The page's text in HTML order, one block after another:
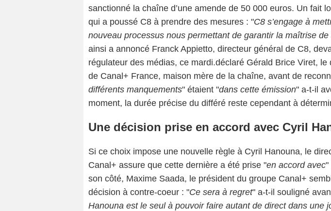
sanctionné la chaîne d’une amende de 50 000 euros. Un fait
qui a poussé C8 à prendre des mesures : "C8 s’engage à
nouveau processus nous permettant de garantir la maîtrise
ainsi a annoncé Franck Appietto, directeur général de C8,
régulateur des médias, ce mardi.déclaré Gérald Brice Viret, le
de Canal+ France, maison mère de la chaîne, avant de
différents manquements" étaient "dans cette émission" a-t-il
moment, la durée précise du différé reste cependant à
Une décision prise en accord avec Cyril
Si ce choix impose une nouvelle règle à Cyril Hanouna, le
Canal+ assure que cette dernière a été prise "en accord avec"
son côté, Maxime Saada, le président du groupe Canal+
décision à contre-coeur : "Ce sera à regret" a-t-il souligné
Hanouna est le seul à pouvoir faire autant de direct dans une